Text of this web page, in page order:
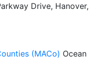
Drive, Hanover,
(MACo) Ocean